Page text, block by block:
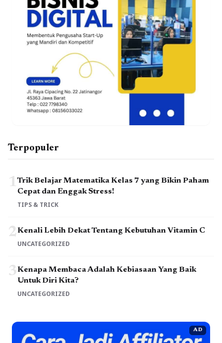
Terpopuler
1Trik Belajar Matematika Kelas 7 yang Bikin Paham
Cepat dan Enggak Stress!
TIPS & TRICK
2Kenali Lebih Dekat Tentang Kebutuhan Vitamin C
UNCATEGORIZED
3Kenapa Membaca Adalah Kebiasaan Yang Baik
Untuk Diri Kita?
UNCATEGORIZED
AD